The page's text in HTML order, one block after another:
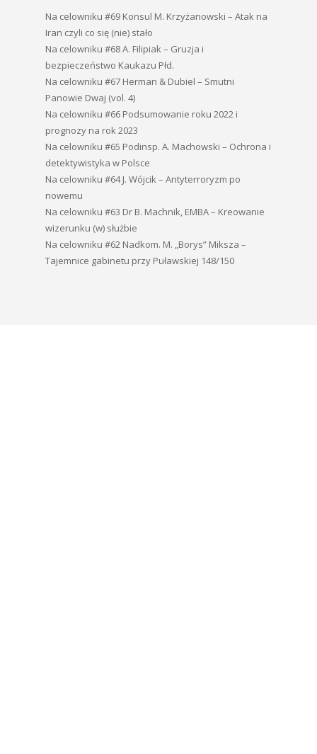
Na celowniku #69 Konsul M. Krzyżanowski – Atak na
Iran czyli co się (nie) stało
Na celowniku #68 A. Filipiak – Gruzja i
bezpieczeństwo Kaukazu Płd.
Na celowniku #67 Herman & Dubiel – Smutni
Panowie Dwaj (vol. 4)
Na celowniku #66 Podsumowanie roku 2022 i
prognozy na rok 2023
Na celowniku #65 Podinsp. A. Machowski – Ochrona i
detektywistyka w Polsce
Na celowniku #64 J. Wójcik – Antyterroryzm po
nowemu
Na celowniku #63 Dr B. Machnik, EMBA – Kreowanie
wizerunku (w) służbie
Na celowniku #62 Nadkom. M. „Borys” Miksza –
Tajemnice gabinetu przy Puławskiej 148/150